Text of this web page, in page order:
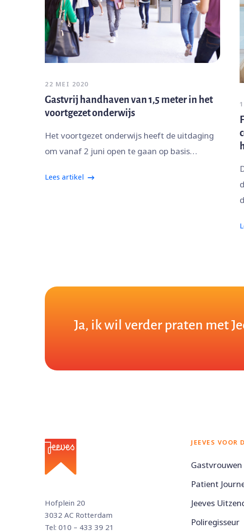
22 MEI 2020
Gastvrij handhaven van 1,5 meter in het
voortgezet onderwijs
Het voortgezet onderwijs heeft de uitdaging
om vanaf 2 juni open te gaan op basis…
Lees artikel
Ja, ik wil verder praten met
Hofplein 20
3032 AC Rotterdam
Tel: 010 – 433 39 21
JEEVES VOOR
Patient
Jeeves
Poliregisseur